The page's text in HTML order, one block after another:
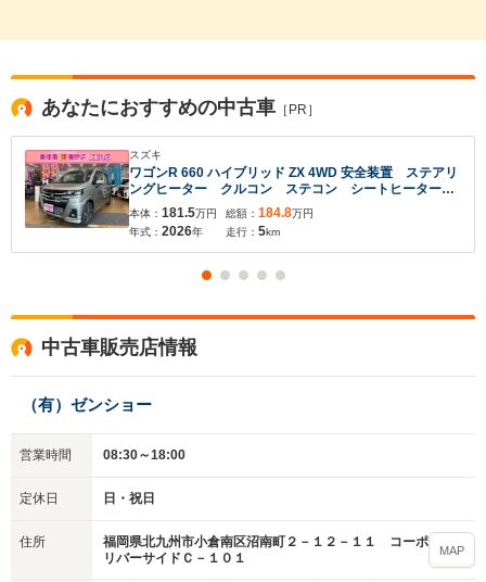
あなたにおすすめの中古車 ［PR］
スズキ
ワゴンR 660 ハイブリッド ZX 4WD 安全装置 ステアリ
ングヒーター クルコン ステコン シートヒーター
プッシュスタート スマートキー
本体： 181.5万円
年式： 2026年
総額： 184.8万円
走行： 5km
中古車販売店情報
（有）ゼンショー
営業時間 08:30～18:00
定休日 日・祝日
住所
福岡県北九州市小倉南区沼南町２－１２－１１ コーポ
リバーサイドＣ－１０１
MAP